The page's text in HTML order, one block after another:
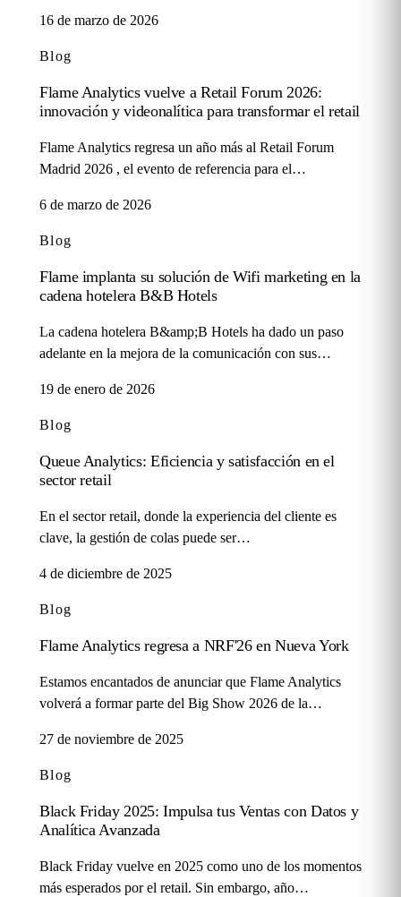
16 de marzo de 2026
Blog
Flame Analytics vuelve a Retail Forum 2026:
innovación y videonalítica para transformar el retail
Flame Analytics regresa un año más al Retail Forum
Madrid 2026 , el evento de referencia para el…
6 de marzo de 2026
Blog
Flame implanta su solución de Wifi marketing en la
cadena hotelera B&B Hotels
La cadena hotelera B&amp;B Hotels ha dado un paso
adelante en la mejora de la comunicación con sus…
19 de enero de 2026
Blog
Queue Analytics: Eficiencia y satisfacción en el
sector retail
En el sector retail, donde la experiencia del cliente es
clave, la gestión de colas puede ser…
4 de diciembre de 2025
Blog
Flame Analytics regresa a NRF'26 en Nueva York
Estamos encantados de anunciar que Flame Analytics
volverá a formar parte del Big Show 2026 de la…
27 de noviembre de 2025
Blog
Black Friday 2025: Impulsa tus Ventas con Datos y
Analítica Avanzada
Black Friday vuelve en 2025 como uno de los momentos
más esperados por el retail. Sin embargo, año…